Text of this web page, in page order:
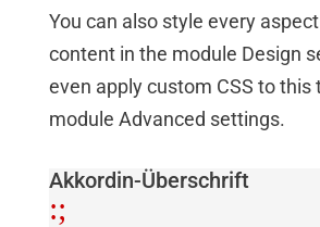
You can also style every
content in the module Design
even apply custom CSS to this
module Advanced settings.
Akkordin-Überschrift
:;